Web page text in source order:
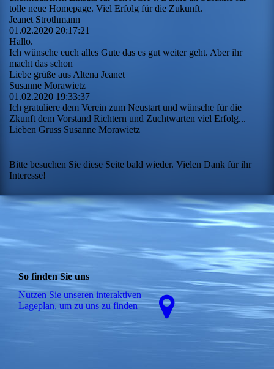
tolle neue Homepage. Viel Erfolg für die Zukunft.
Jeanet Strothmann
01.02.2020 20:17:21
Hallo.
Ich wünsche euch alles Gute das es gut weiter geht. Aber ihr
macht das schon
Liebe grüße aus Altena Jeanet
Susanne Morawietz
01.02.2020 19:33:37
Ich gratuliere dem Verein zum Neustart und wünsche für die
Zkunft dem Vorstand Richtern und Zuchtwarten viel Erfolg...
Lieben Gruss Susanne Morawietz
Bitte besuchen Sie diese Seite bald wieder. Vielen Dank für ihr
Interesse!
So finden Sie uns
Nutzen Sie unseren interaktiven
La­ge­plan, um zu uns zu finden